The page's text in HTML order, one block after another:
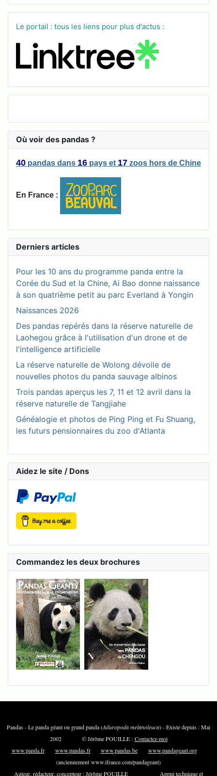
Le portail : tous les liens pour plus d'actus :
Où voir des pandas ?
40 pandas dans 16 pays et 17 zoos hors de Chine
En France :
Derniers articles
Pour les 10 ans du programme panda entre la
Corée du Sud et la Chine, Ai Bao donne naissance
à son quatrième petit au parc Everland à Yongin
Naissances 2026
Des pandas repérés dans la réserve naturelle de
Laohegou grâce à l'utilisation d'un drone et de
l'intelligence artificielle
La réserve naturelle de Wolong dévoile de
nouvelles photos du panda sauvage albinos
Trois pandas aperçus les 7, 11 et 12 avril dans la
réserve naturelle de Tangjiahe
Généalogie et photos de Ping Ping et Fu Shuang,
les futurs pensionnaires du zoo d'Atlanta
Aidez le site / Dons
Commandez les deux brochures
Pandas - Le panda géant ou grand panda (Ailuropoda melanoleuca) - Existe depuis : Mai
2002 © Jérôme POUILLE : Contactez-moi
www.panda.fr
www.pandas.fr www.pandas.be
www.pandageant.org
(anciennement www.ifrance.com/pandageant)
Auteur, rédacteur, concepteur : Jérôme POUILLE Appui technique et